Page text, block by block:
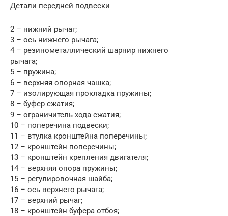
Детали передней подвески
2 – нижний рычаг;
3 – ось нижнего рычага;
4 – резинометаллический шарнир нижнего
рычага;
5 – пружина;
6 – верхняя опорная чашка;
7 – изолирующая прокладка пружины;
8 – буфер сжатия;
9 – ограничитель хода сжатия;
10 – поперечина подвески;
11 – втулка кронштейна поперечины;
12 – кронштейн поперечины;
13 – кронштейн крепления двигателя;
14 – верхняя опора пружины;
15 – регулировочная шайба;
16 – ось верхнего рычага;
17 – верхний рычаг;
18 – кронштейн буфера отбоя;